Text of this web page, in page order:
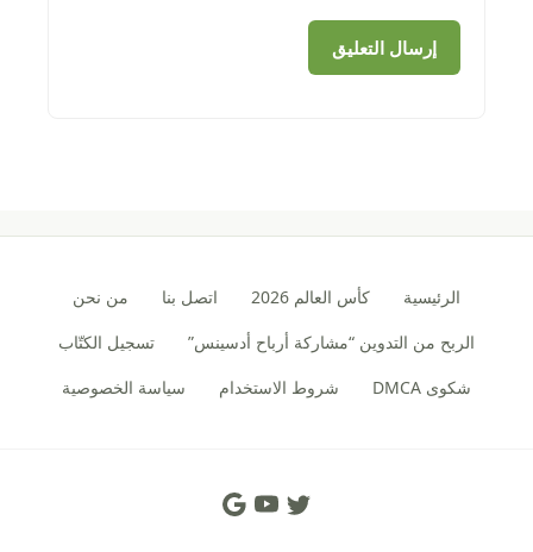
الرئيسية كأس العالم 2026 اتصل بنا
من نحن
الربح من التدوين “مشاركة أرباح أدسينس”
تسجيل الكتّاب
شكوى DMCA
شروط الاستخدام سياسة الخصوصية
Social Links